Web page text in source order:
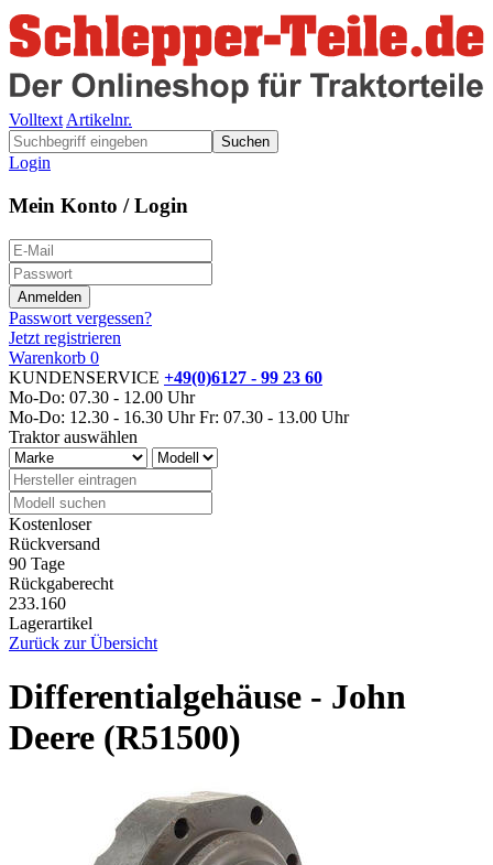
Volltext Artikelnr.
Suchen
Login
Mein Konto / Login
Passwort vergessen?
Jetzt registrieren
Warenkorb 0
KUNDENSERVICE +49(0)6127 - 99 23 60
Mo-Do: 07.30 - 12.00 Uhr
Mo-Do: 12.30 - 16.30 Uhr Fr: 07.30 - 13.00 Uhr
Traktor auswählen
Kostenloser
Rückversand
90 Tage
Rückgaberecht
233.160
Lagerartikel
Zurück zur Übersicht
Differentialgehäuse - John
Deere (R51500)